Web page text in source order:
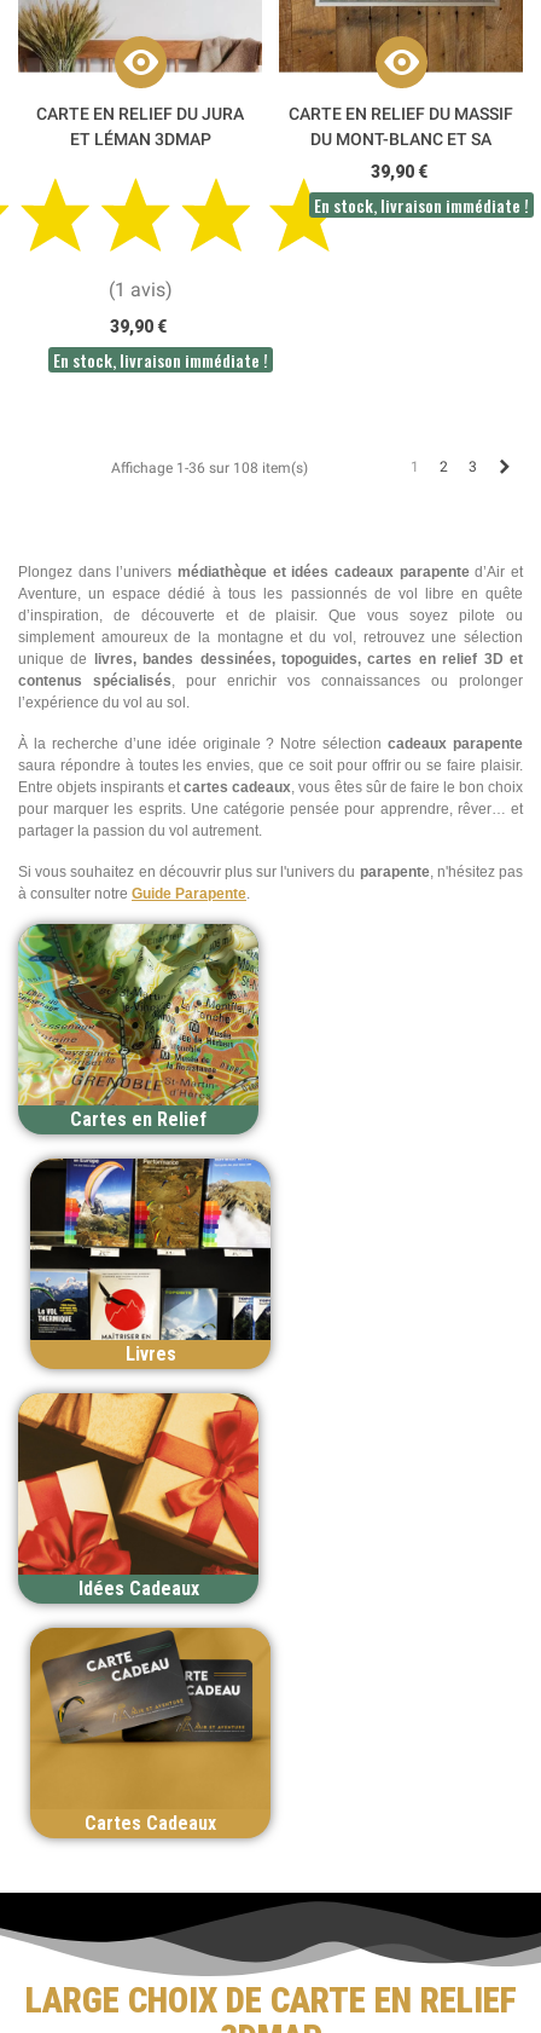
CARTE EN RELIEF DU JURA
ET LÉMAN 3DMAP
(1 avis)
39,90 €
En stock, livraison immédiate !
CARTE EN RELIEF DU MASSIF
DU MONT-BLANC ET SA
RÉGION 3DMAP
39,90 €
En stock, livraison immédiate !
Affichage 1-36 sur 108 item(s) 1 2 3
Plongez dans l’univers médiathèque et idées cadeaux parapented’Air et
Aventure, un espace dédié à tous les passionnés de vol libre en quête
d’inspiration, de découverte et de plaisir. Que vous soyez pilote ou
simplement amoureux de la montagne et du vol, retrouvez une sélection
unique de
livres, bandes dessinées, topoguides, cartes en relief 3D et
contenus spécialisés, pour enrichir vos connaissances ou prolonger
l’expérience du vol au sol.
À la recherche d’une idée originale ? Notre sélectioncadeaux parapente
saura répondre à toutes les envies, que ce soit pour offrir ou se faire plaisir.
Entre objets inspirants etcartes cadeaux, vous êtes sûr de faire le bon choix
pour marquer les esprits. Une catégorie pensée pour apprendre, rêver… et
partager la passion du vol autrement.
Si vous souhaitez en découvrir plus sur l'univers du parapente, n'hésitez pas
à consulter notre Guide Parapente.
Cartes en Relief
Livres
Idées Cadeaux
Cartes Cadeaux
LARGE CHOIX DE CARTE EN RELIEF